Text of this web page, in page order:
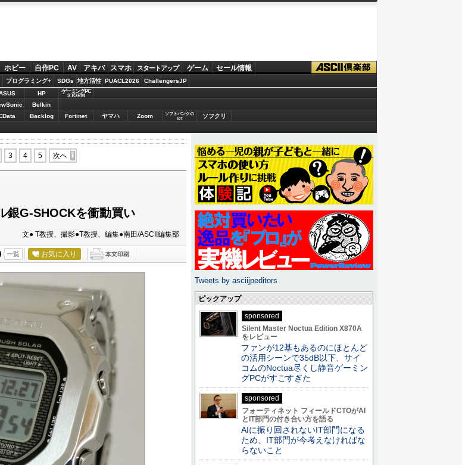
ホビー 自作PC AV アキバ スマホ スタートアップ ゲーム セール情報
プログラミング+ SDGs 地方活性 PUACL2026 ChallengersJP
HP ゲーミングPC
STORM
Belkin
Backlog Fortinet ヤマハ Zoom
ソフトバンクの
IoT
ソフクリ
3 4 5 次へ
銀G-SHOCKを衝動買い
文● T教授、撮影●T教授、編集●南田/ASCII編集部
一覧 お気に入り
Tweets by asciijpeditors
ピックアップ
sponsored
Silent Master Noctua Edition X870A
をレビュー
ファンが12基もあるのにほとんど
の活用シーンで35dB以下、サイ
コムのNoctua尽くし静音ゲーミン
グPCがすごすぎた
sponsored
フォーティネット フィールドCTOがAI
とIT部門の付き合い方を語る
AIに振り回されないIT部門になる
ため、IT部門が今考えなければな
らないこと